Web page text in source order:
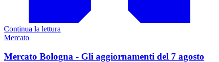
Continua la lettura
Mercato
Mercato Bologna - Gli aggiornamenti del 7 agosto